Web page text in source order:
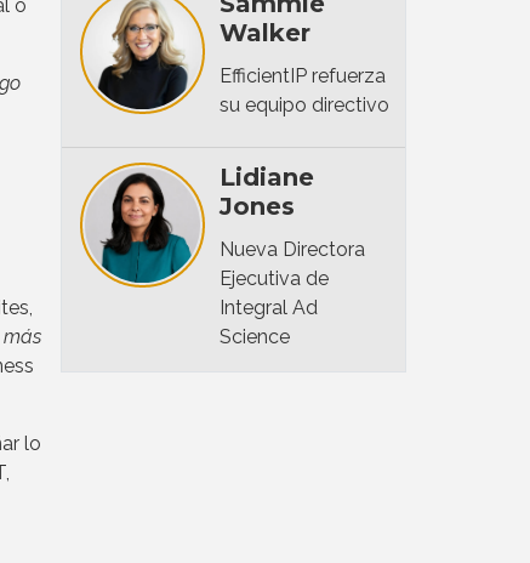
o
más
lo
Walker
EfficientIP refuerza
su equipo directivo
Lidiane
Jones
Nueva Directora
Ejecutiva de
Integral Ad
Science